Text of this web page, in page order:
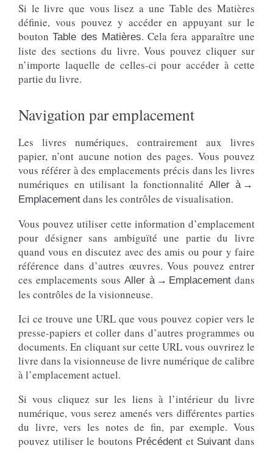
Si le livre que vous lisez a une Table des Matières
définie, vous pouvez y accéder en appuyant sur le
boutonTable des Matières. Cela fera apparaître une
liste des sections du livre. Vous pouvez cliquer sur
n’importe laquelle de celles-ci pour accéder à cette
partie du livre.
Navigation par emplacement
Les livres numériques, contrairement aux livres
papier, n’ont aucune notion des pages. Vous pouvez
vous référer à des emplacements précis dans les livres
numériques en utilisant la fonctionnalité Aller à →
Emplacement dans les contrôles de visualisation.
Vous pouvez utiliser cette information d’emplacement
pour désigner sans ambiguïté une partie du livre
quand vous en discutez avec des amis ou pour y faire
référence dans d’autres œuvres. Vous pouvez entrer
ces emplacements sous Aller à → Emplacement dans
les contrôles de la visionneuse.
Ici ce trouve une URL que vous pouvez copier vers le
presse-papiers et coller dans d’autres programmes ou
documents. En cliquant sur cette URL vous ouvrirez le
livre dans la visionneuse de livre numérique de calibre
à l’emplacement actuel.
Si vous cliquez sur les liens à l’intérieur du livre
numérique, vous serez amenés vers différentes parties
du livre, vers les notes de fin, par exemple. Vous
pouvez utiliser le boutons Précédent et Suivant dans